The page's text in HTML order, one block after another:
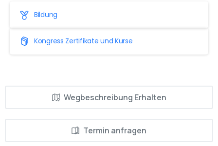
Bildung
Kongress Zertifikate und Kurse
Wegbeschreibung Erhalten
Termin anfragen